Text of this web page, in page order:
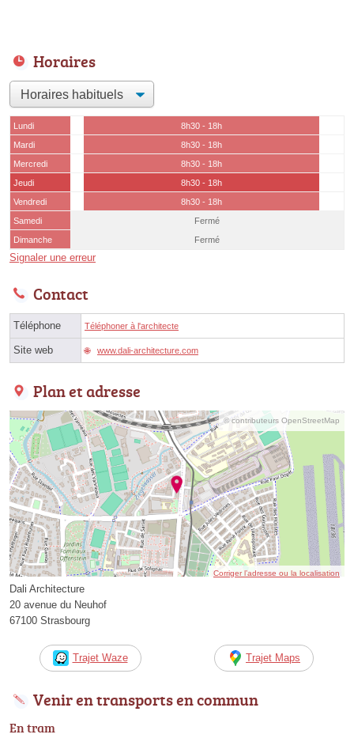
Horaires
Lundi
8h30 - 18h
Mardi
8h30 - 18h
Mercredi
8h30 - 18h
Jeudi
8h30 - 18h
Vendredi
8h30 - 18h
Samedi
Fermé
Dimanche
Fermé
Signaler une erreur
Contact
Téléphone Téléphoner à l'architecte
Site web www.dali-architecture.com
Plan et adresse
© contributeurs OpenStreetMap
Corriger l’adresse ou la localisation
Dali Architecture
20 avenue du Neuhof
67100 Strasbourg
Trajet Waze Trajet Maps
Venir en transports en commun
En tram